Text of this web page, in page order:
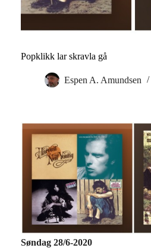
Popklikk lar skravla gå
Espen A. Amundsen
Søndag 28/6-2020